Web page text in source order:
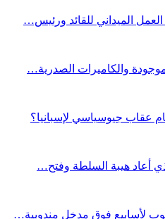
الميداني للقائد ورئيس…
والكاميرات الصدرية…
عقاب جيوسياسي لإسبانيا؟
أعاد هيبة السلطة وفتح…
لأسابيع فوق مدخل مندوبية…